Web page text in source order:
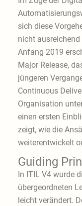
sich diese
nicht
Anfang 2019
Major Release,
jüngeren
Continuous
Organisation
einen ersten
zeigt, wie die
weiterentwickelt
Guiding
In ITIL V4 wurde
übergeordneten
leicht verändert.